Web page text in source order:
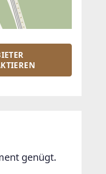
genügt.